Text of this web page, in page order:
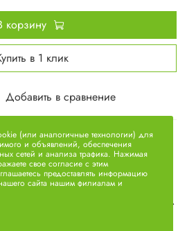
Добавить в сравнение
корзину
в 1 клик
(или аналогичные технологии) для
и объявлений, обеспечения
сетей и анализа трафика. Нажимая
свое согласие с этим
предоставлять информацию
сайта нашим филиалам и